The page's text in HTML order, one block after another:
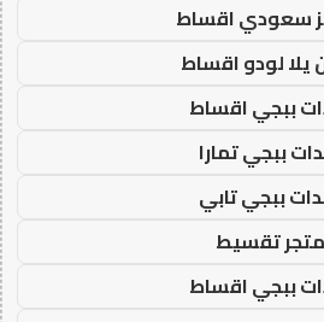
سعودي اقساط
لودو اقساط
ببجي اقساط
ببجي تمارا
ببجي تابي
متجر تقسيط
ببجي اقساط